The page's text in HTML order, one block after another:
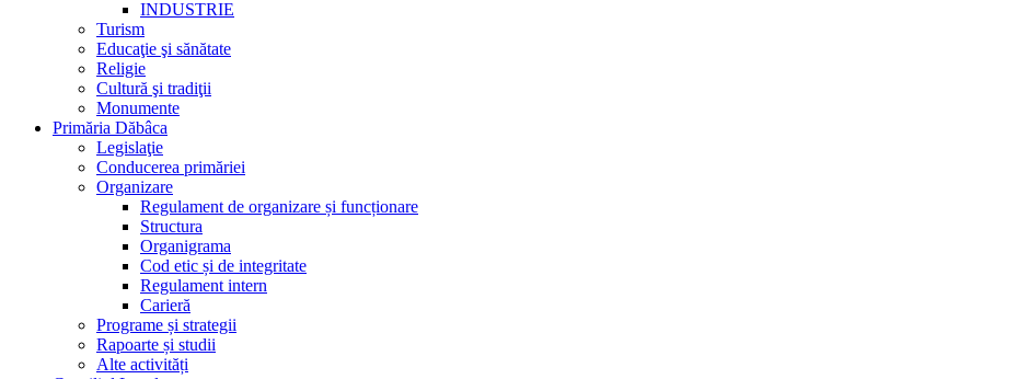
INDUSTRIE
Turism
Educaţie şi sănătate
Religie
Cultură şi tradiţii
Monumente
Primăria Dăbâca
Legislaţie
Conducerea primăriei
Organizare
Regulament de organizare și funcționare
Structura
Organigrama
Cod etic și de integritate
Regulament intern
Carieră
Programe și strategii
Rapoarte și studii
Alte activități